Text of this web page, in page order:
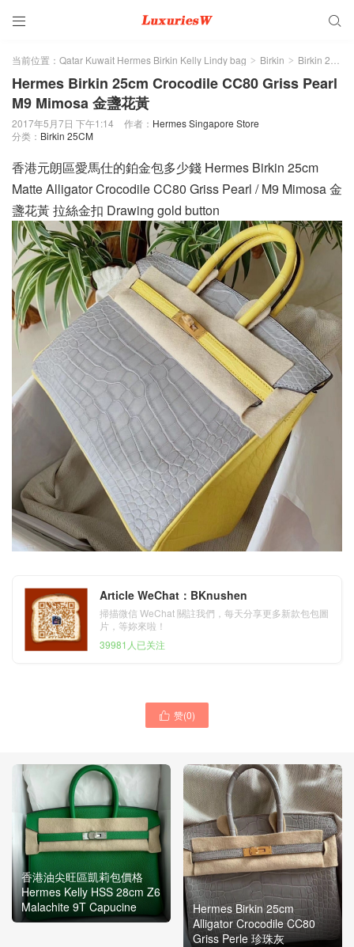
 
当前位置： Qatar Kuwait Hermes Birkin Kelly Lindy bag > Birkin > Birkin 25CM
Hermes Birkin 25cm Crocodile CC80 Griss Pearl
M9 Mimosa 金盞花黃
2017年5月7日 下午1:14 作者： Hermes Singapore Store
分类： Birkin 25CM
香港元朗區愛馬仕的鉑金包多少錢 Hermes Birkin 25cm
Matte Alligator Crocodile CC80 Griss Pearl / M9 Mimosa 金
盞花黃 拉絲金扣 Drawing gold button
Article WeChat：BKnushen
掃描微信 WeChat 關註我們，每天分享更多新款包包圖
片，等妳來啦！
39981人已关注
 赞(0)
香港油尖旺區凱莉包價格
Hermes Kelly HSS 28cm Z6
Malachite 9T Capucine
Hermes Birkin 25cm
Alligator Crocodile CC80
Griss Perle 珍珠灰